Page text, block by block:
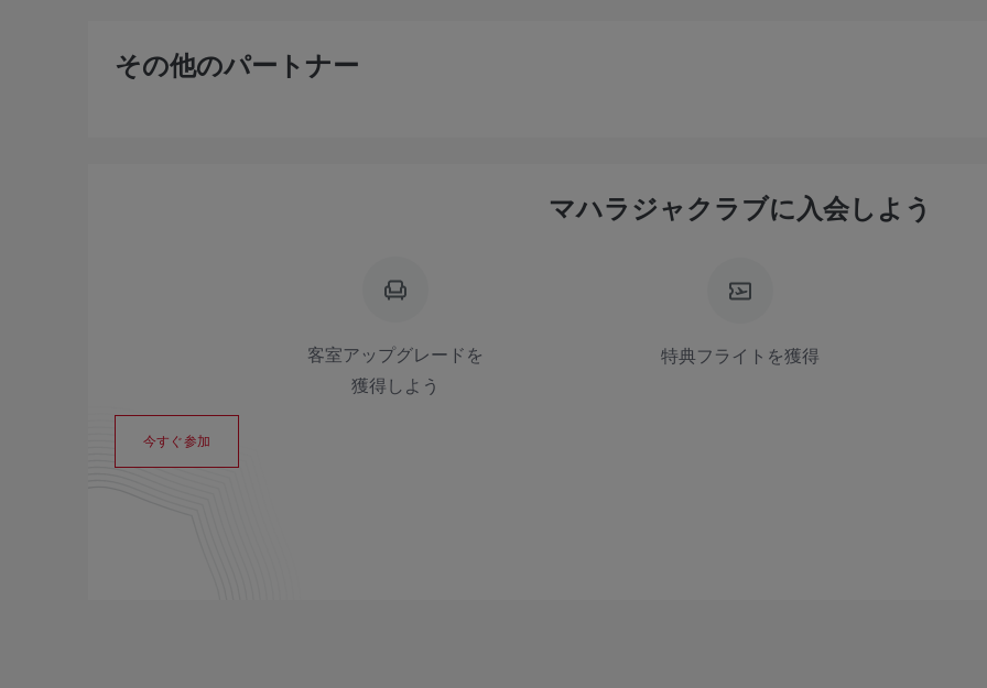
その他のパートナー
マハラジャクラブに入会しよう
客室アップグレードを
獲得しよう
特典フライトを獲得
今すぐ参加